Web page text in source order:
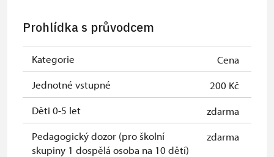
Jednorázové vstupenky vydané NPÚ
Průkaz zaměstnance NPÚ (+ až 3
rodinní příslušníci)
zdarma
Průkaz Náš člověk *
zdarma
* Platí pouze pro jednu osobu
(držitele průkazu)
Prohlídka s průvodcem
Kategorie
Cena
Jednotné vstupné
200 Kč
Děti 0-5 let
zdarma
Pedagogický dozor (pro školní
skupiny 1 dospělá osoba na 10 dětí)
zdarma